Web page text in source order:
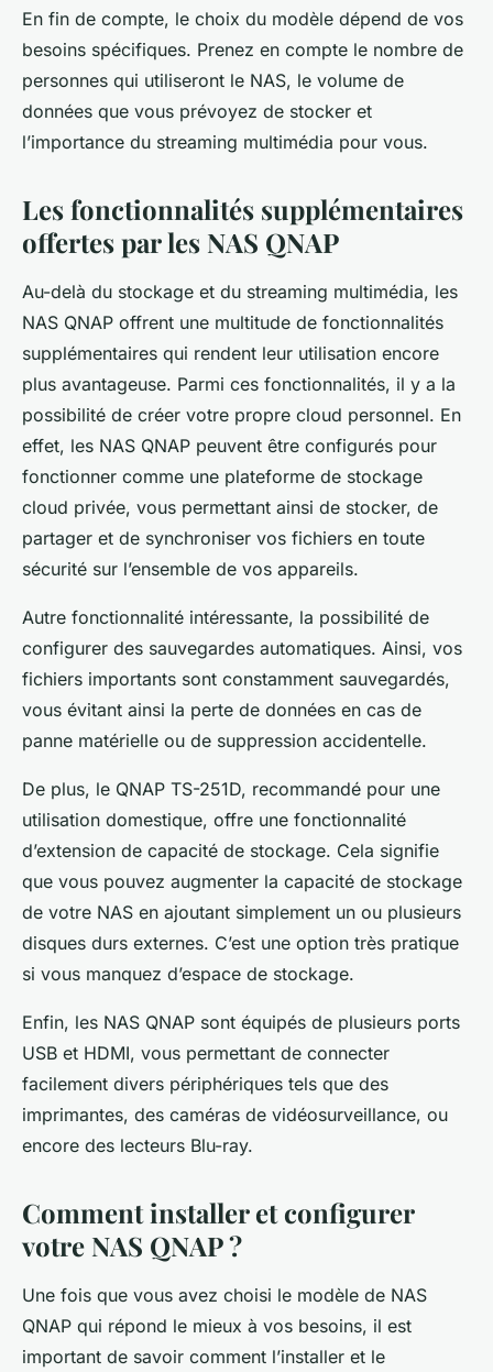
En fin de compte, le choix du modèle dépend de vos
besoins spécifiques. Prenez en compte le nombre de
personnes qui utiliseront le NAS, le volume de
données que vous prévoyez de stocker et
l’importance du streaming multimédia pour vous.
Les fonctionnalités supplémentaires
offertes par les NAS QNAP
Au-delà du stockage et du streaming multimédia, les
NAS QNAP offrent une multitude de fonctionnalités
supplémentaires qui rendent leur utilisation encore
plus avantageuse. Parmi ces fonctionnalités, il y a la
possibilité de créer votre propre cloud personnel. En
effet, les NAS QNAP peuvent être configurés pour
fonctionner comme une plateforme de stockage
cloud privée, vous permettant ainsi de stocker, de
partager et de synchroniser vos fichiers en toute
sécurité sur l’ensemble de vos appareils.
Autre fonctionnalité intéressante, la possibilité de
configurer des sauvegardes automatiques. Ainsi, vos
fichiers importants sont constamment sauvegardés,
vous évitant ainsi la perte de données en cas de
panne matérielle ou de suppression accidentelle.
De plus, le QNAP TS-251D, recommandé pour une
utilisation domestique, offre une fonctionnalité
d’extension de capacité de stockage. Cela signifie
que vous pouvez augmenter la capacité de stockage
de votre NAS en ajoutant simplement un ou plusieurs
disques durs externes. C’est une option très pratique
si vous manquez d’espace de stockage.
Enfin, les NAS QNAP sont équipés de plusieurs ports
USB et HDMI, vous permettant de connecter
facilement divers périphériques tels que des
imprimantes, des caméras de vidéosurveillance, ou
encore des lecteurs Blu-ray.
Comment installer et configurer
votre NAS QNAP ?
Une fois que vous avez choisi le modèle de NAS
QNAP qui répond le mieux à vos besoins, il est
important de savoir comment l’installer et le